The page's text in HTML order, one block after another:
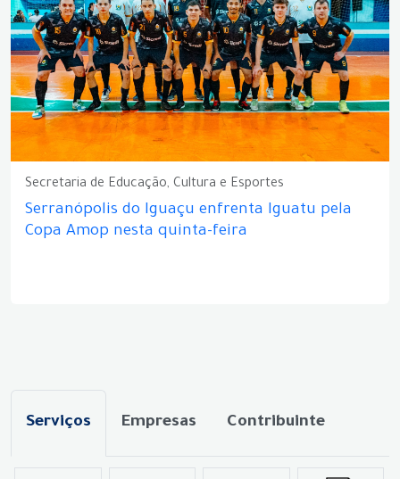
Secretaria de Educação, Cultura e Esportes
Serranópolis do Iguaçu enfrenta Iguatu pela
Copa Amop nesta quinta-feira
Serviços Empresas Contribuinte